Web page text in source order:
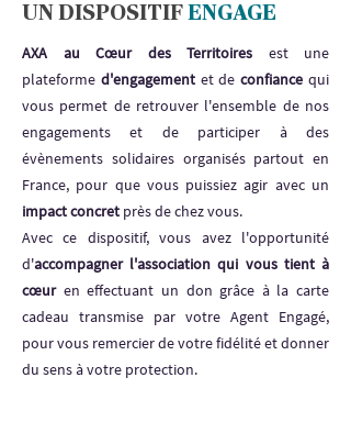
UN DISPOSITIF ENGAGE
AXA au Cœur des Territoires est une
plateforme d'engagementet deconfiance qui
vous permet de retrouver l'ensemble de nos
engagements et de participer à des
évènements solidaires organisés partout en
France, pour que vous puissiez agir avec un
impact concret près de chez vous.
Avec ce dispositif, vous avez l'opportunité
d'accompagner l'association qui vous tient à
cœuren effectuant un don grâce à la carte
cadeau transmise par votre Agent Engagé,
pour vous remercier de votre fidélité et donner
du sens à votre protection.